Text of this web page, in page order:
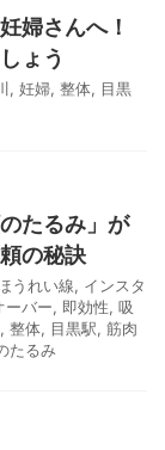
婦さんへ！
ょう
, 妊婦, 整体, 目黒
たるみ」が
の秘訣
うれい線, インスタ
ーバー, 即効性, 吸
, 整体, 目黒駅, 筋肉
たるみ